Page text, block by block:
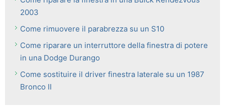
2003
Come rimuovere il parabrezza su un S10
Come riparare un interruttore della finestra di potere
in una Dodge Durango
Come sostituire il driver finestra laterale su un 1987
Bronco II